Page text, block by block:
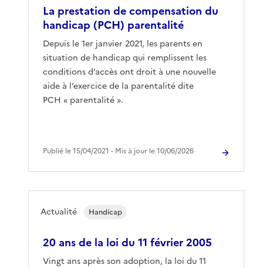
La prestation de compensation du
handicap (PCH) parentalité
Depuis le 1er janvier 2021, les parents en
situation de handicap qui remplissent les
conditions d’accès ont droit à une nouvelle
aide à l’exercice de la parentalité dite
PCH « parentalité ».
Publié le 15/04/2021 ‐ Mis à jour le 10/06/2026
20 ans de la loi du 11 février 2005
Vingt ans après son adoption, la loi du 11
Actualité Handicap